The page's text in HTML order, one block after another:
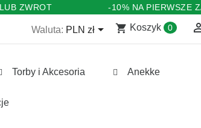
ZWROT -10% NA PIERWSZE
Waluta: PLN zł shopping_cart Koszyk 0
Torby i Akcesoria Anekke